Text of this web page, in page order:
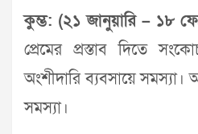
কুম্ভ: (২১ জানুয়ারি – ১৮
প্রেমের প্রস্তাব দিতে
অংশীদারি ব্যবসায়ে সমস্যা।
সমস্যা।